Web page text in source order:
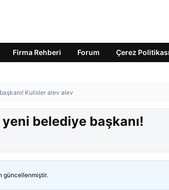
Firma Rehberi Forum Çerez Politikası
Kulisler alev alev
belediye başkanı!
güncellenmiştir.